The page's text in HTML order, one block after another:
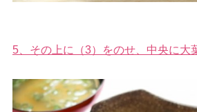
5、その上に（3）をのせ、中央に大